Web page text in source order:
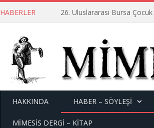
HABERLER 26. Uluslararası Bursa
HAKKINDA HABER – SÖYLEŞI
MİMESİS DERGİ – KİTAP